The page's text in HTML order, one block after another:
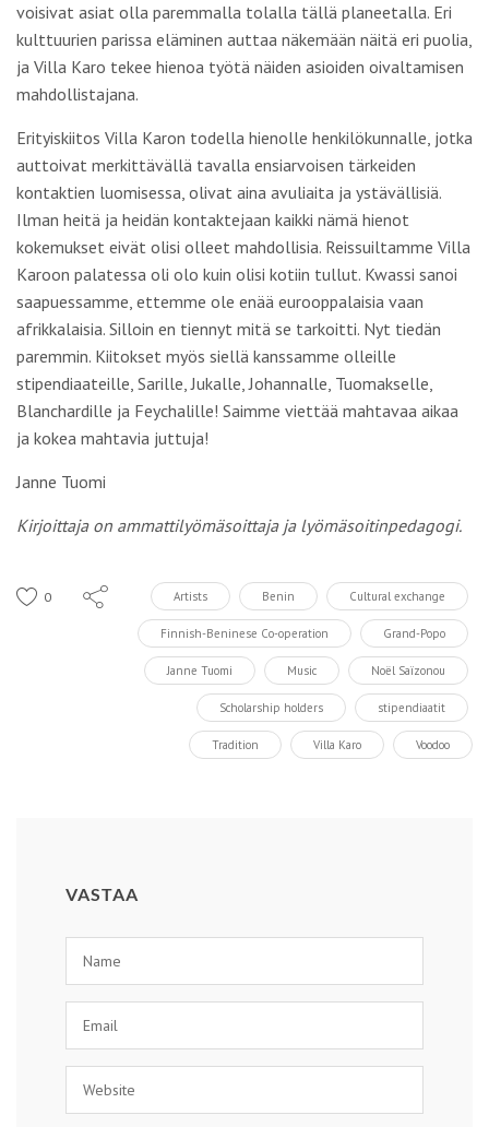
voisivat asiat olla paremmalla tolalla tällä planeetalla. Eri
kulttuurien parissa eläminen auttaa näkemään näitä eri puolia,
ja Villa Karo tekee hienoa työtä näiden asioiden oivaltamisen
mahdollistajana.
Erityiskiitos Villa Karon todella hienolle henkilökunnalle, jotka
auttoivat merkittävällä tavalla ensiarvoisen tärkeiden
kontaktien luomisessa, olivat aina avuliaita ja ystävällisiä.
Ilman heitä ja heidän kontaktejaan kaikki nämä hienot
kokemukset eivät olisi olleet mahdollisia. Reissuiltamme Villa
Karoon palatessa oli olo kuin olisi kotiin tullut. Kwassi sanoi
saapuessamme, ettemme ole enää eurooppalaisia vaan
afrikkalaisia. Silloin en tiennyt mitä se tarkoitti. Nyt tiedän
paremmin. Kiitokset myös siellä kanssamme olleille
stipendiaateille, Sarille, Jukalle, Johannalle, Tuomakselle,
Blanchardille ja Feychalille! Saimme viettää mahtavaa aikaa
ja kokea mahtavia juttuja!
Janne Tuomi
Kirjoittaja on ammattilyömäsoittaja ja lyömäsoitinpedagogi.
0 Artists Benin Cultural exchange
Finnish-Beninese Co-operation Grand-Popo
Janne Tuomi Music Noël Saïzonou
Scholarship holders stipendiaatit
Tradition Villa Karo Voodoo
VASTAA